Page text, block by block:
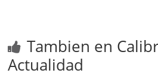
Tambien en
Actualidad